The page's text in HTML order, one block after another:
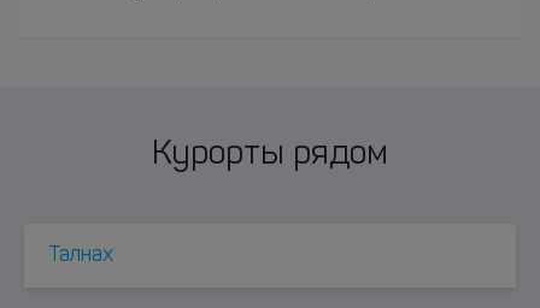
Курорты рядом
Талнах